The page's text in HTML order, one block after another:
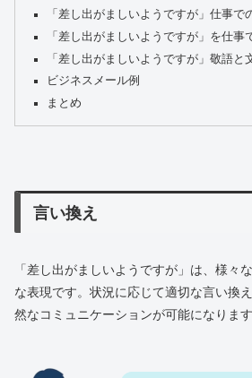
「差し出がましいようですが」仕事で
「差し出がましいようですが」を仕事
「差し出がましいようですが」敬語と
ビジネスメール例
まとめ
言い換え
「差し出がましいようですが」は、様々
な表現です。状況に応じて適切な言い換
然なコミュニケーションが可能になります